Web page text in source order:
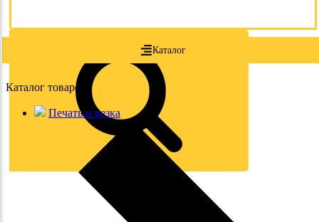
Каталог
Каталог товаров
Печать и резка